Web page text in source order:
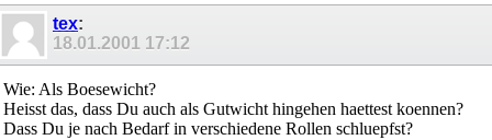
tex:
18.01.2001 17:12
Wie: Als Boesewicht?
Heisst das, dass Du auch als Gutwicht hingehen haettest koennen?
Dass Du je nach Bedarf in verschiedene Rollen schluepfst?